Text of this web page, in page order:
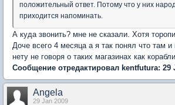
положительный ответ. Потому что у них
приходится напоминать.
А куда звонить? мне не сказали. Хотя
Доче всего 4 месяца а я так понял что там и
нету не говоря о таких магазинах как
Сообщение отредактировал kentfutura: 29
Angela
29 Jan 2009